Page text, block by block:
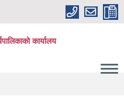
कार्यालय